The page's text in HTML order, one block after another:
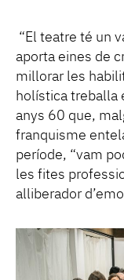
“El teatre té un
aporta eines de
millorar les
holística treballa
anys 60 que,
franquisme
període, “vam
les fites
alliberador